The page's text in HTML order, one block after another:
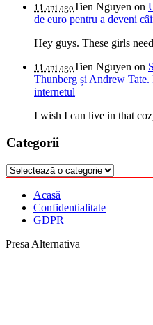
11 ani agoTien Nguyen on
de euro pentru a deveni
Hey guys. These girls
11 ani agoTien Nguyen on
Thunberg și Andrew Tate.
internetul
I wish I can live in that
Categorii
Categorii
Acasă
Confidentialitate
GDPR
Presa Alternativa